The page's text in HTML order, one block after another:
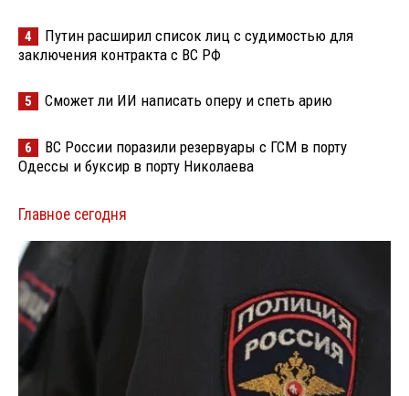
4
Путин расширил список лиц с судимостью для
заключения контракта с ВС РФ
5 Сможет ли ИИ написать оперу и спеть арию
6
ВС России поразили резервуары с ГСМ в порту
Одессы и буксир в порту Николаева
Главное сегодня